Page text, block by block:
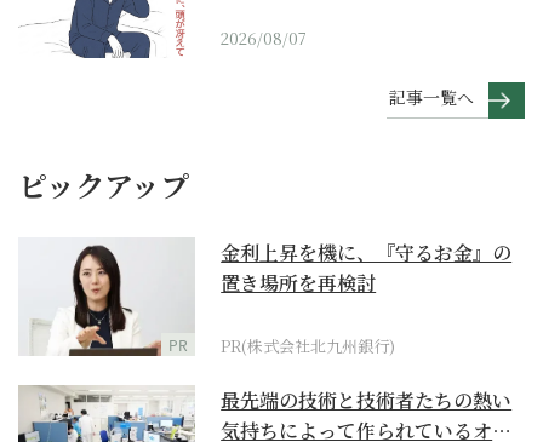
2026/08/07
記事一覧へ
ピックアップ
PR
金利上昇を機に、『守るお金』の
置き場所を再検討
PR(株式会社北九州銀行)
最先端の技術と技術者たちの熱い
気持ちによって作られているオー